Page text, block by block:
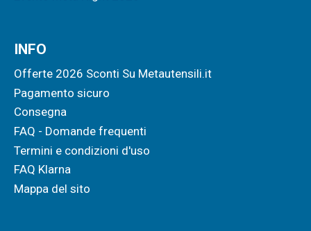
INFO
Offerte 2026 Sconti Su Metautensili.it
Pagamento sicuro
Consegna
FAQ - Domande frequenti
Termini e condizioni d'uso
FAQ Klarna
Mappa del sito